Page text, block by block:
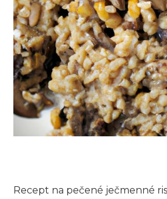
Recept na pečené ‍ječmenné